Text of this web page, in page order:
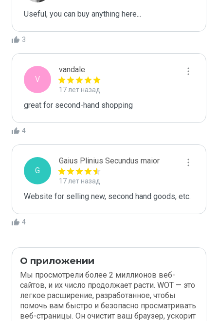
Useful, you can buy anything here...
3
V
vandale
17 лет назад
great for second-hand shopping
4
G
Gaius Plinius Secundus maior
17 лет назад
Website for selling new, second hand goods, etc.
4
О приложении
Мы просмотрели более 2 миллионов веб-
сайтов, и их число продолжает расти. WOT — это
легкое расширение, разработанное, чтобы
помочь вам быстро и безопасно просматривать
веб-страницы. Он очистит ваш браузер, ускорит